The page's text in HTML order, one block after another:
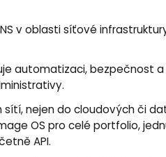
v oblasti síťové
automatizaci, bezpečnost
nejen do cloudových či
OS pro celé portfolio,
API.